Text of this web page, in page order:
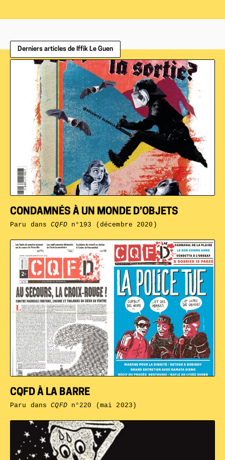
Derniers articles de Iffik Le Guen
CQFD À LA BARRE
Paru dansCQFDn°220 (mai 2023)
CONDAMNÉS À UN MONDE D’OBJETS
Paru dansCQFDn°193 (décembre 2020)